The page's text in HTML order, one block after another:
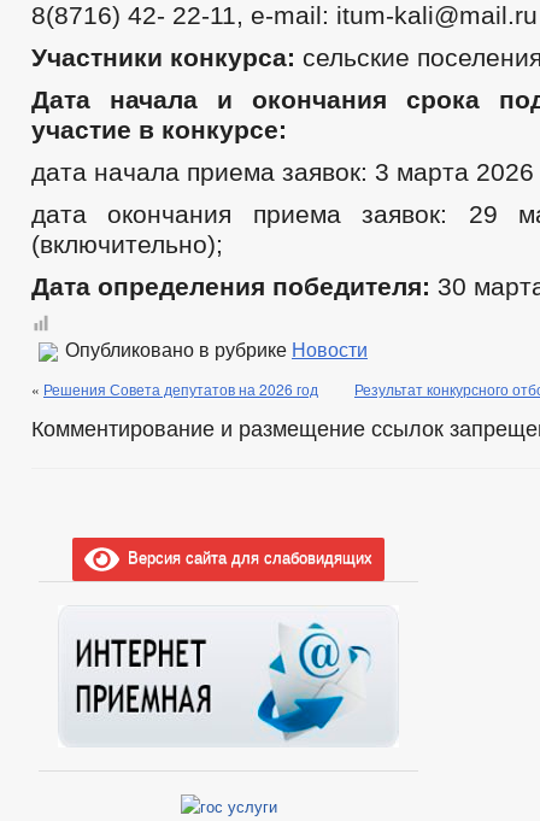
8(8716) 42- 22-11, e-mail: itum-kali@mail.ru
Участники конкурса: сельские
Дата начала и окончания срока
участие в конкурсе:
дата начала приема заявок: 3 марта 2026
дата окончания приема заявок: 29
(включительно);
Дата определения победителя: 30
Опубликовано в рубрике Новости
« Решения Совета депутатов на 2026 год Результат конкурсного
Комментирование и размещение ссылок
Версия сайта для слабовидящих